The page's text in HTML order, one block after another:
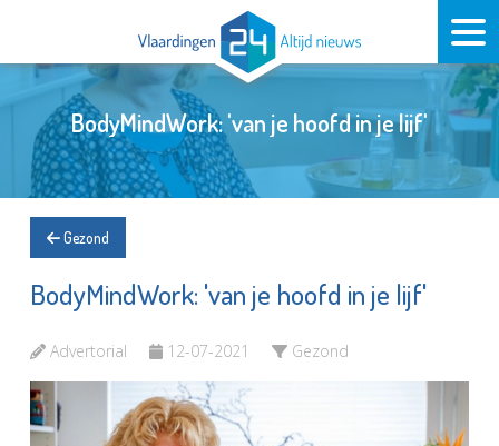
BodyMindWork: 'van je hoofd in je lijf'
Gezond
BodyMindWork: 'van je hoofd in je lijf'
Advertorial 12-07-2021 Gezond